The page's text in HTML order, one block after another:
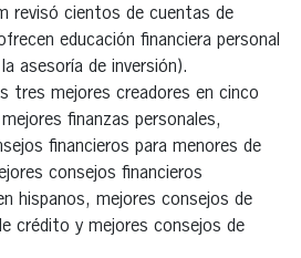
revisó cientos de cuentas de
educación financiera personal
asesoría de inversión).
tres mejores creadores en cinco
finanzas personales,
financieros para menores de
consejos financieros
hispanos, mejores consejos de
crédito y mejores consejos de